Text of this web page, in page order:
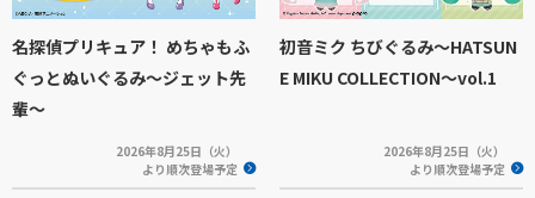
名探偵プリキュア！ めちゃもふ
ぐっとぬいぐるみ～ジェット先
輩～
2026年8月25日（火）
より順次登場予定
初音ミク ちびぐるみ～HATSUN
E MIKU COLLECTION～vol.1
2026年8月25日（火）
より順次登場予定